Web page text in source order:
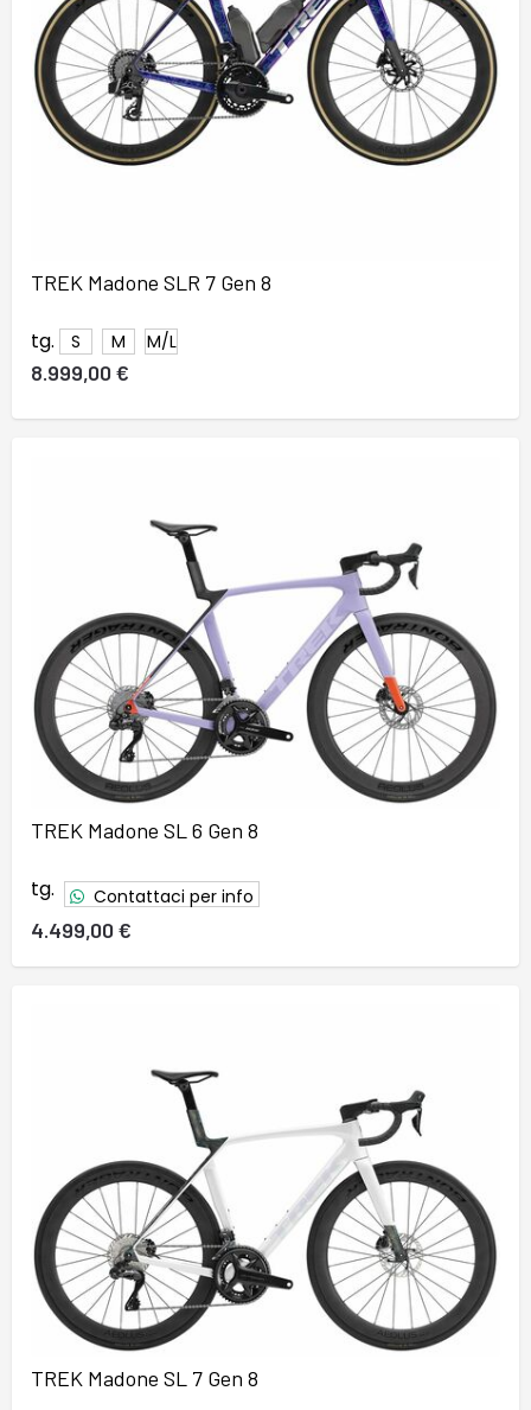
TREK Madone SLR 7 Gen 8
tg. S M M/L
8.999,00 €
TREK Madone SL 6 Gen 8
tg. Contattaci per info
4.499,00 €
TREK Madone SL 7 Gen 8